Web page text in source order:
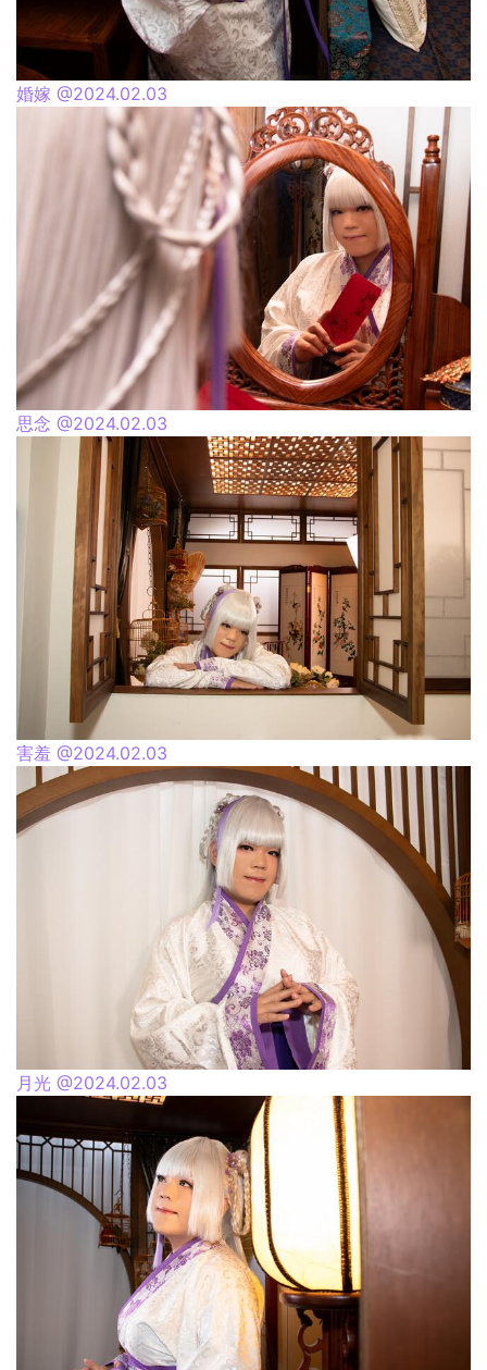
婚嫁 @2024.02.03
思念 @2024.02.03
害羞 @2024.02.03
月光 @2024.02.03